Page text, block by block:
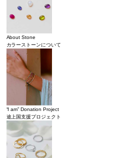
About Stone
カラーストーンについて
“I am” Donation Project
途上国支援プロジェクト